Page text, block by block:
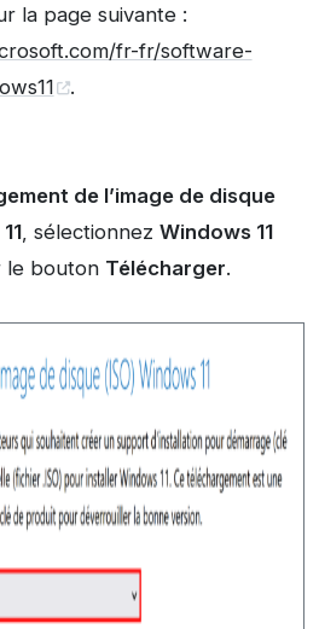
la page suivante :
fr-fr/software-
.
de l’image de disque
, sélectionnez Windows 11
le bouton Télécharger.